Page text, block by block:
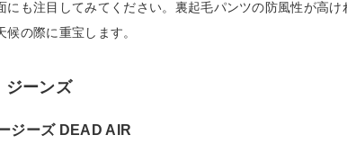
にも注目してみてください。裏起毛パンツの防風性が高け
の際に重宝します。
ジーンズ
ジーズ DEAD AIR